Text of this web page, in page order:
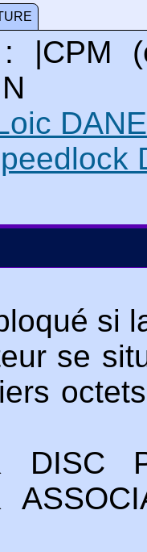
: |CPM
si
se
DISC